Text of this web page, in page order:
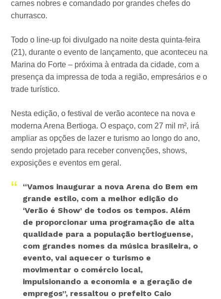
carnes nobres e comandado por grandes chefes do
churrasco.
Todo o line-up foi divulgado na noite desta quinta-feira
(21), durante o evento de lançamento, que aconteceu na
Marina do Forte – próxima à entrada da cidade, com a
presença da impressa de toda a região, empresários e o
trade turístico.
Nesta edição, o festival de verão acontece na nova e
moderna Arena Bertioga. O espaço, com 27 mil m², irá
ampliar as opções de lazer e turismo ao longo do ano,
sendo projetado para receber convenções, shows,
exposições e eventos em geral.
“Vamos inaugurar a nova Arena do Bem em
grande estilo, com a melhor edição do
‘Verão é Show’ de todos os tempos. Além
de proporcionar uma programação de alta
qualidade para a população bertioguense,
com grandes nomes da música brasileira, o
evento, vai aquecer o turismo e
movimentar o comércio local,
impulsionando a economia e a geração de
empregos”, ressaltou o prefeito Caio